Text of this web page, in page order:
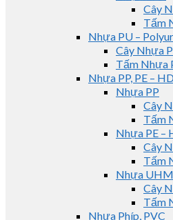
Cây
Tấm
Nhựa PU –
Cây Nhựa
Tấm Nhựa
Nhựa PP, PE –
Nhựa PP
Cây
Tấm
Nhựa PE –
Cây
Tấm
Nhựa
Cây
Tấm
Nhựa Phíp, PVC